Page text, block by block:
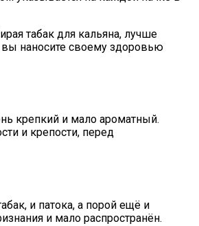
табак для кальяна, лучше
вы наносите своему здоровью
крепкий и мало ароматный.
и крепости, перед
и патока, а порой ещё и
и мало распространён.